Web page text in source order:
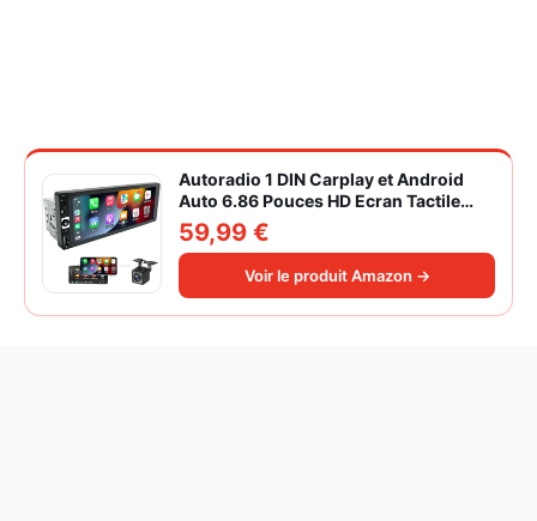
Autoradio 1 DIN Carplay et Android
Auto 6.86 Pouces HD Ecran Tactile
Poste Radio Voiture Soutien Lien
Miroir iOS/Android/Radio FM/USB/EQ
Autoradio Bluetooth Caméra de Recul
59,99 €
Voir le produit Amazon →